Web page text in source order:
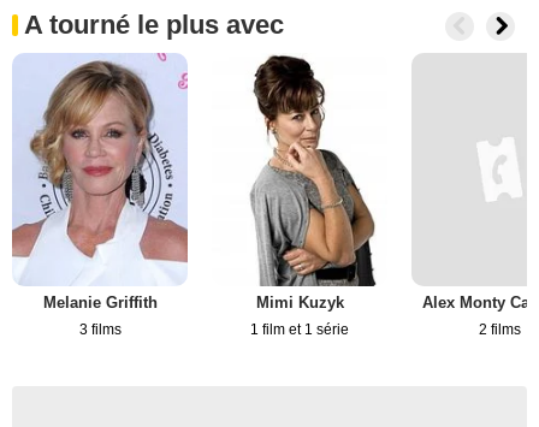
A tourné le plus avec
Melanie Griffith
3 films
Mimi Kuzyk
1 film et 1 série
Alex Monty
2 films